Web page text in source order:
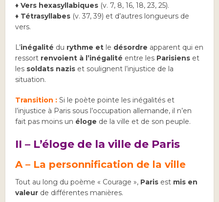
♦Vers hexasyllabiques (v. 7, 8, 16, 18, 23, 25).
♦ Tétrasyllabes (v. 37, 39) et d’autres longueurs de
vers.
L’inégalité du rythme et le désordre apparent qui en
ressort renvoient à l’inégalité entre les Parisiens et
les soldats nazis et soulignent l’injustice de la
situation.
Transition : Si le poète pointe les inégalités et
l’injustice à Paris sous l’occupation allemande, il n’en
fait pas moins un éloge de la ville et de son peuple.
II – L’éloge de la ville de Paris
A – La personnification de la ville
Tout au long du poème « Courage », Paris est mis en
valeur de différentes manières.